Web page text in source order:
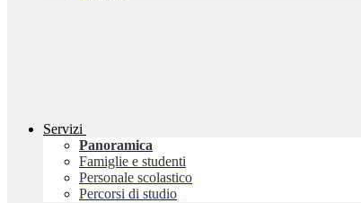
Servizi
Panoramica
Famiglie e studenti
Personale scolastico
Percorsi di studio